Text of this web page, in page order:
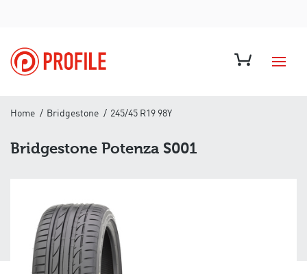
Home Bridgestone 245/45 R19 98Y
Bridgestone Potenza S001